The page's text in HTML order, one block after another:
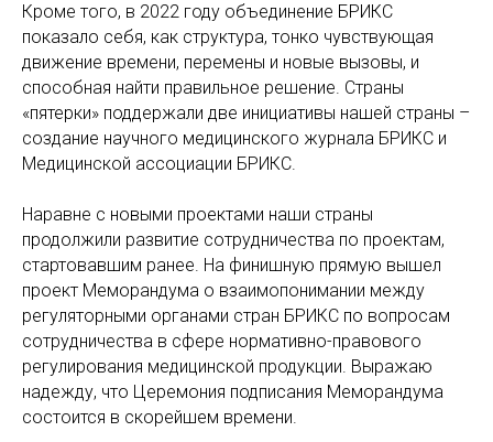
Кроме того, в 2022 году объединение БРИКС
показало себя, как структура, тонко чувствующая
движение времени, перемены и новые вызовы, и
способная найти правильное решение. Страны
«пятерки» поддержали две инициативы нашей страны –
создание научного медицинского журнала БРИКС и
Медицинской ассоциации БРИКС.
Наравне с новыми проектами наши страны
продолжили развитие сотрудничества по проектам,
стартовавшим ранее. На финишную прямую вышел
проект Меморандума о взаимопонимании между
регуляторными органами стран БРИКС по вопросам
сотрудничества в сфере нормативно-правового
регулирования медицинской продукции. Выражаю
надежду, что Церемония подписания Меморандума
состоится в скорейшем времени.